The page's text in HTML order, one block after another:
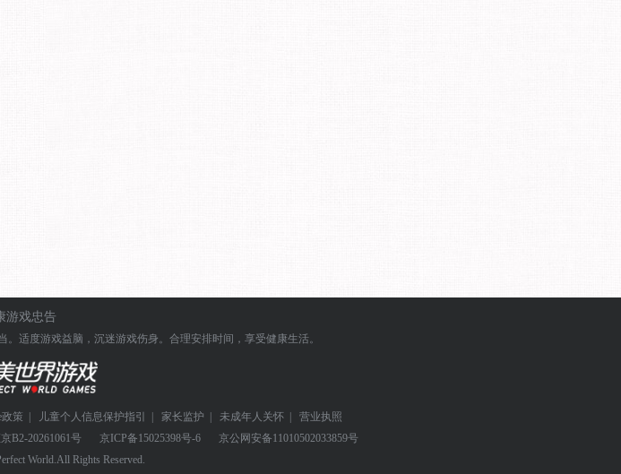
游戏忠告
。 适度游戏益脑，沉迷游戏伤身。合理安排时间，享受健康生活。
政策 | 儿童个人信息保护指引 | 家长监护 | 未成年人关怀 |
营业执照
京B2-20261061号 京ICP备15025398号-6 京公网安备11010502033859号
World.All Rights Reserved.